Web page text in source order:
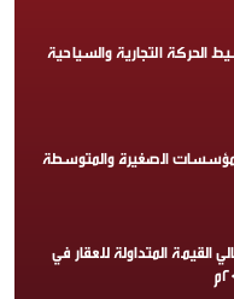
الحركة التجارية والسياحية
الصغيرة والمتوسطة
القيمة المتداولة للعقار في